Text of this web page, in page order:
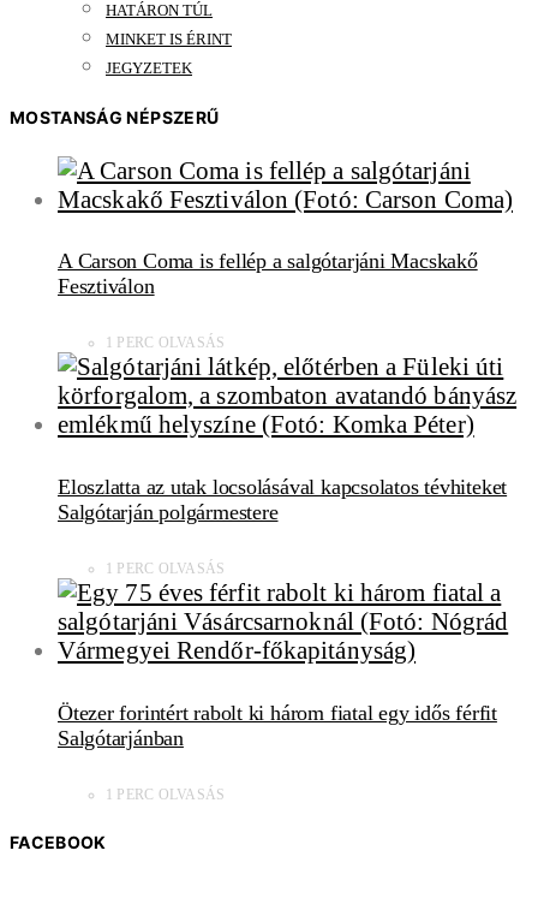
HATÁRON TÚL
MINKET IS ÉRINT
JEGYZETEK
MOSTANSÁG NÉPSZERŰ
A Carson Coma is fellép a salgótarjáni Macskakő
Fesztiválon
1 PERC OLVASÁS
Eloszlatta az utak locsolásával kapcsolatos tévhiteket
Salgótarján polgármestere
1 PERC OLVASÁS
Ötezer forintért rabolt ki három fiatal egy idős férfit
Salgótarjánban
1 PERC OLVASÁS
FACEBOOK